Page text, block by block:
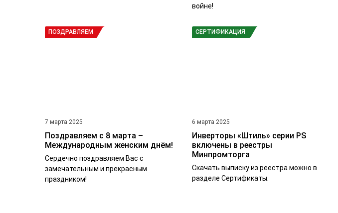
войне!
ПОЗДРАВЛЯЕМ
7 марта 2025
Поздравляем с 8 марта –
Международным женским днём!
Сердечно поздравляем Вас с
замечательным и прекрасным
праздником!
СЕРТИФИКАЦИЯ
6 марта 2025
Инверторы «Штиль» серии PS
включены в реестры
Минпромторга
Скачать выписку из реестра можно в
разделе Сертификаты.